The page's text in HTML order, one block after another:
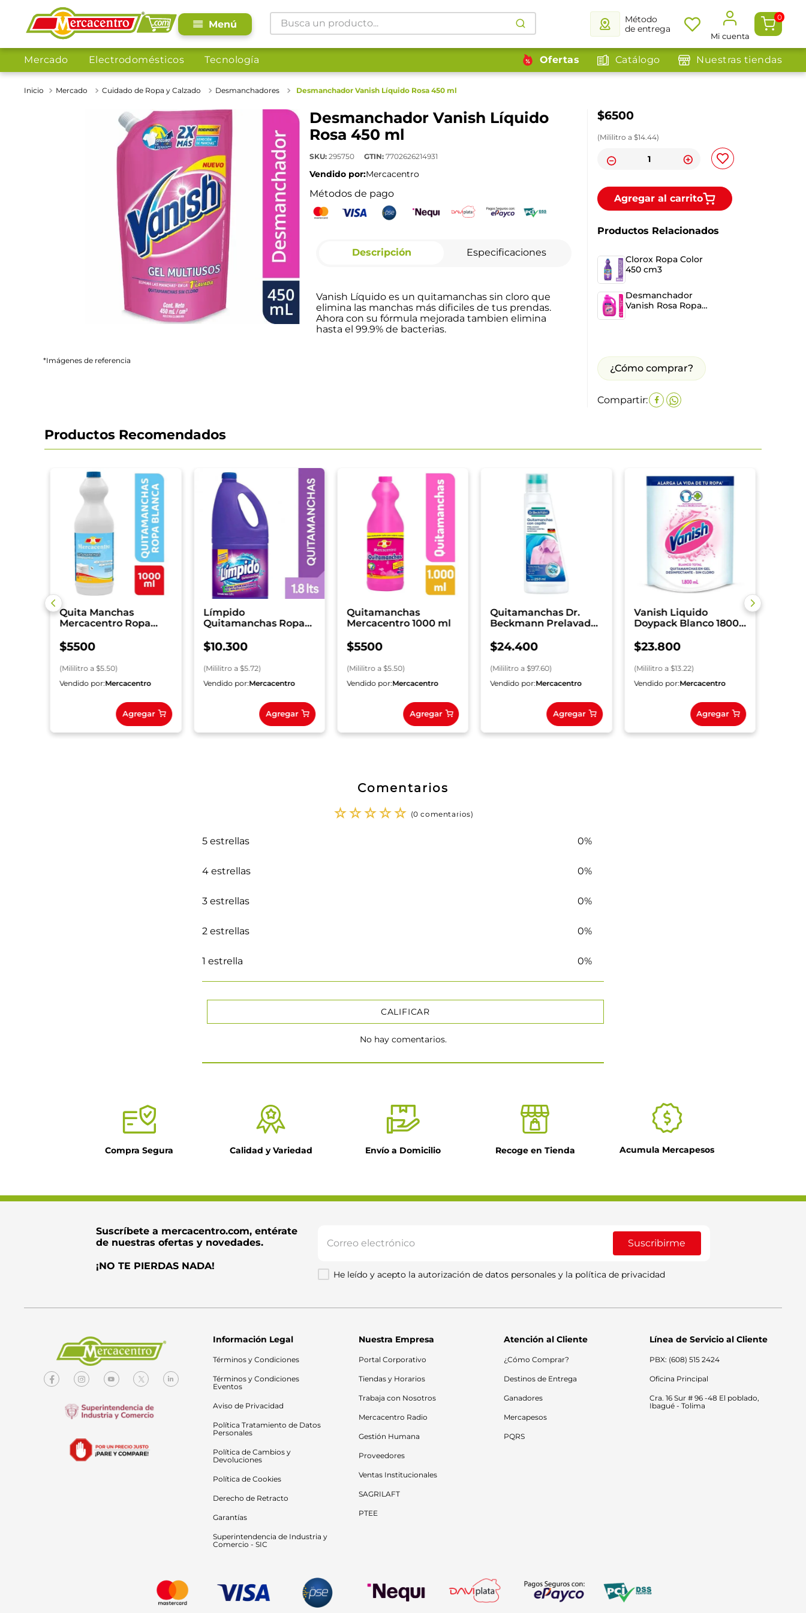
Busca un producto...
Método
de entrega
Mi cuenta
0
Mercado Electrodomésticos Tecnología Ofertas Catálogo Nuestras tiendas
Mercado Cuidado de Ropa y Calzado Desmanchadores Desmanchador Vanish Líquido Rosa 450 ml
*Imágenes de referencia
Desmanchador Vanish Líquido
Rosa 450 ml
SKU: 295750 GTIN: 7702626214931
Vendido por:Mercacentro
Métodos de pago
Descripción Especificaciones
Vanish Líquido es un quitamanchas sin cloro que
elimina las manchas más dificiles de tus prendas.
Ahora con su fórmula mejorada tambien elimina
hasta el 99.9% de bacterias.
$6500
(Mililitro a $14.44)
Agregar al carrito
Productos Relacionados
Clorox Ropa Color
450 cm3
Desmanchador
Vanish Rosa Ropa
¿Cómo comprar?
Compartir:
Productos Recomendados
Quita Manchas
Mercacentro Ropa
$5500
(Mililitro a $5.50)
Vendido por:Mercacentro
Agregar
Límpido
Quitamanchas Ropa
$10.300
(Mililitroa $5.72)
Vendido por:Mercacentro
Agregar
Quitamanchas
Mercacentro 1000 ml
$5500
(Mililitro a $5.50)
Vendido por:Mercacentro
Agregar
Quitamanchas Dr.
Beckmann Prelavado
$24.400
(Mililitro a $97.60)
Vendido por:Mercacentro
Agregar
Vanish Liquido
Doypack Blanco 1800
$23.800
(Mililitro a $13.22)
Vendido por:Mercacentro
Agregar
Comentarios
☆☆☆☆☆ (0 comentarios)
5 estrellas 0%
4 estrellas 0%
3 estrellas 0%
2 estrellas 0%
1 estrella 0%
CALIFICAR
Dirección de email
Escribe un comentario
Enviar comentario
No hay comentarios.
Compra Segura Calidad y Variedad Envío a Domicilio Recoge en Tienda Acumula Mercapesos
Suscríbete a mercacentro.com, entérate
de nuestras ofertas y novedades.
¡NO TE PIERDAS NADA!
Suscribirme
He leído y acepto la autorización de datos personales y la política de privacidad
Información Legal
Términos y Condiciones
Términos y Condiciones
Eventos
Aviso de Privacidad
Política Tratamiento de Datos
Personales
Política de Cambios y
Devoluciones
Política de Cookies
Derecho de Retracto
Garantías
Superintendencia de Industria y
Comercio - SIC
Nuestra Empresa
Portal Corporativo
Tiendas y Horarios
Trabaja con Nosotros
Mercacentro Radio
Gestión Humana
Proveedores
Ventas Institucionales
SAGRILAFT
PTEE
Atención al Cliente
¿Cómo Comprar?
Destinos de Entrega
Ganadores
Mercapesos
PQRS
Línea de Servicio al Cliente
PBX: (608) 515 2424
Oficina Principal
Cra. 16 Sur # 96 -48 El poblado,
Ibagué - Tolima